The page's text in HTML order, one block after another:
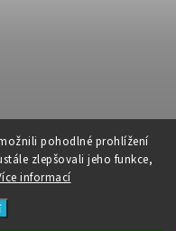
pohodlné prohlížení
zlepšovali jeho funkce,
informací